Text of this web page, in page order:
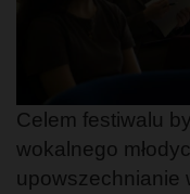
Celem festiwalu
wokalnego
upowszechnianie